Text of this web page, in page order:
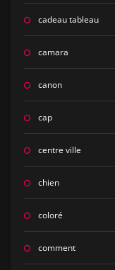
cadeau tableau
camara
canon
cap
centre ville
chien
coloré
comment